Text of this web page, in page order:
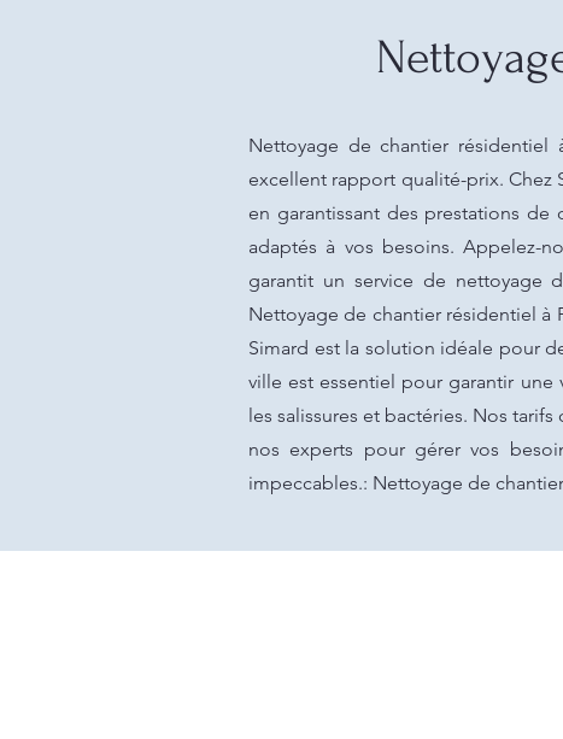
Nettoyage de chantier
excellent rapport qualité-prix. Chez
en garantissant des prestations
adaptés à vos besoins. Appelez-
garantit un service de nettoyage
Nettoyage de chantier résidentiel à
Simard est la solution idéale pour
ville est essentiel pour garantir
les salissures et bactéries. Nos
nos experts pour gérer vos
impeccables.: Nettoyage de